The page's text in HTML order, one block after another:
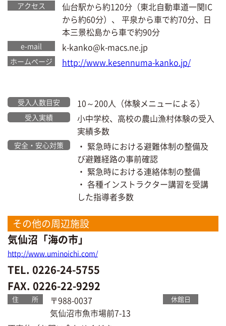
アクセス
仙台駅から約120分（東北自動車道一関IC
から約60分）、 平泉から車で約70分、日
本三景松島から車で約90分
e-mail k-kanko@k-macs.ne.jp
ホームページ http://www.kesennuma-kanko.jp/
受入人数目安 10～200人（体験メニューによる）
受入実績
小中学校、高校の農山漁村体験の受入
実績多数
安全・安心対策
・ 緊急時における避難体制の整備及
び避難経路の事前確認
・ 緊急時における連絡体制の整備
・ 各種インストラクター講習を受講
した指導者多数
その他の周辺施設
気仙沼「海の市」
http://www.uminoichi.com/
TEL. 0226-24-5755
FAX. 0226-22-9292
住 所
〒988-0037
気仙沼市魚市場前7-13
休館日